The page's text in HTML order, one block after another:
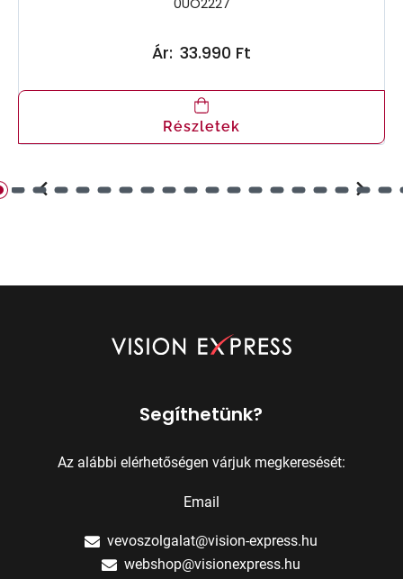
0UO2227
Ár: 33.990 Ft
Részletek
Segíthetünk?
Az alábbi elérhetőségen várjuk megkeresését:
Email
vevoszolgalat@vision-express.hu
webshop@visionexpress.hu